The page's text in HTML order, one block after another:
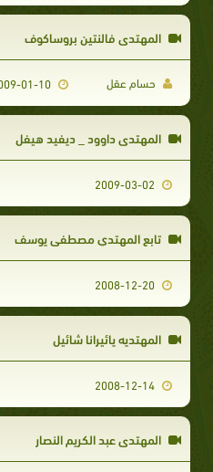
المهتدى فالنتين بروساكوف
حسام عقل 2009-01-10
المهتدى داوود _ ديفيد هيفل
تابع المهتدي مصطفى يوسف
المهتديه يائيرانا شائيل
المهتدى عبد الكريم النصار